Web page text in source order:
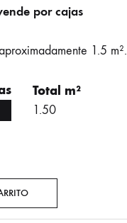
por cajas
1.5 m².
Total m²
1.50